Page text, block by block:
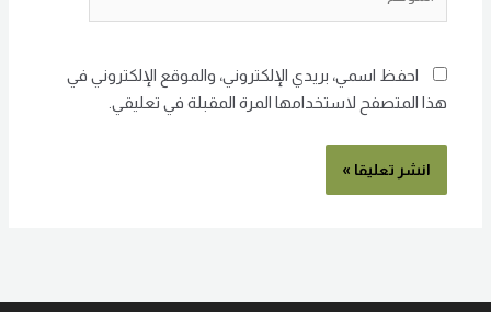
احفظ اسمي، بريدي الإلكتروني، والموقع الإلكتروني في
هذا المتصفح لاستخدامها المرة المقبلة في تعليقي.